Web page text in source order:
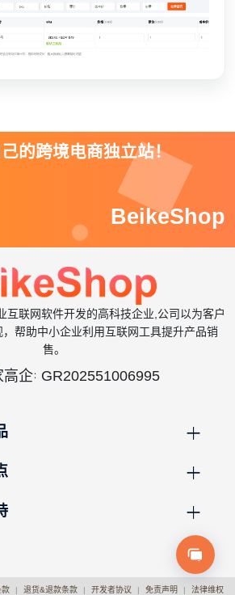
的跨境电商独立站！
BeikeShop
互联网软件开发的高科技企业,公司以为客户
帮助中小企业利用互联网工具提升产品销
售。
高企： GR202551006995
款 | 退货&退款条款 | 开发者协议 | 免责声明 | 法律维权